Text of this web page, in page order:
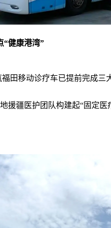
“健康港湾”
田移动诊疗车已提前完成三
援疆医护团队构建起“固定